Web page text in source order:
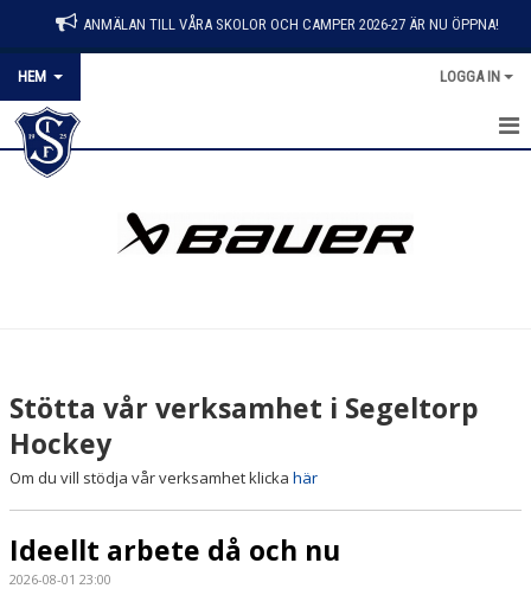
ANMÄLAN TILL VÅRA SKOLOR OCH CAMPER 2026-27 ÄR NU ÖPPNA!
HEM LOGGA IN
HEM
DOKUMENT
MATCHER
DOMARE
Stötta vår verksamhet i Segeltorp
Hockey
Om du vill stödja vår verksamhet klicka här
Ideellt arbete då och nu
2026-08-01 23:00